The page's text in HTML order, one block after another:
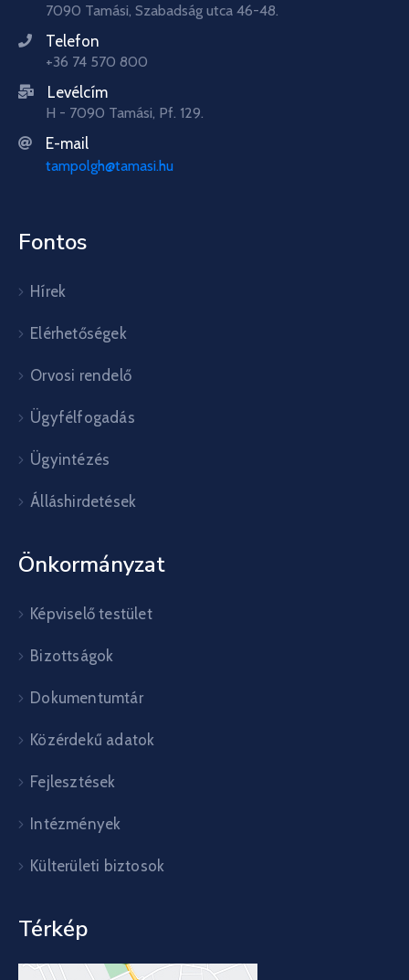
7090 Tamási, Szabadság utca 46-48.
Telefon
+36 74 570 800
Levélcím
H - 7090 Tamási, Pf. 129.
E-mail
tampolgh@tamasi.hu
Fontos
Hírek
Elérhetőségek
Orvosi rendelő
Ügyfélfogadás
Ügyintézés
Álláshirdetések
Önkormányzat
Képviselő testület
Bizottságok
Dokumentumtár
Közérdekű adatok
Fejlesztések
Intézmények
Külterületi biztosok
Térkép